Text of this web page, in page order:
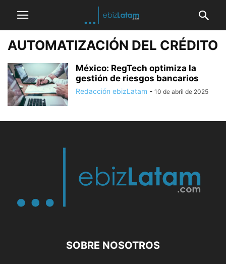
AUTOMATIZACIÓN DEL CRÉDITO
México: RegTech optimiza la
gestión de riesgos bancarios
Redacción ebizLatam - 10 de abril de 2025
SOBRE NOSOTROS